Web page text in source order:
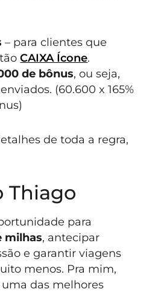
– para clientes que
CAIXA Ícone.
de bônus, ou seja,
(60.600 x 165%
de toda a regra,
Thiago
para
milhas, antecipar
e garantir viagens
menos. Pra mim,
das melhores